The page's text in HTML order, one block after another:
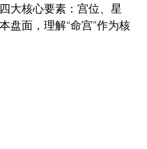
大核心要素：宫位、星
盘面，理解“命宫”作为核